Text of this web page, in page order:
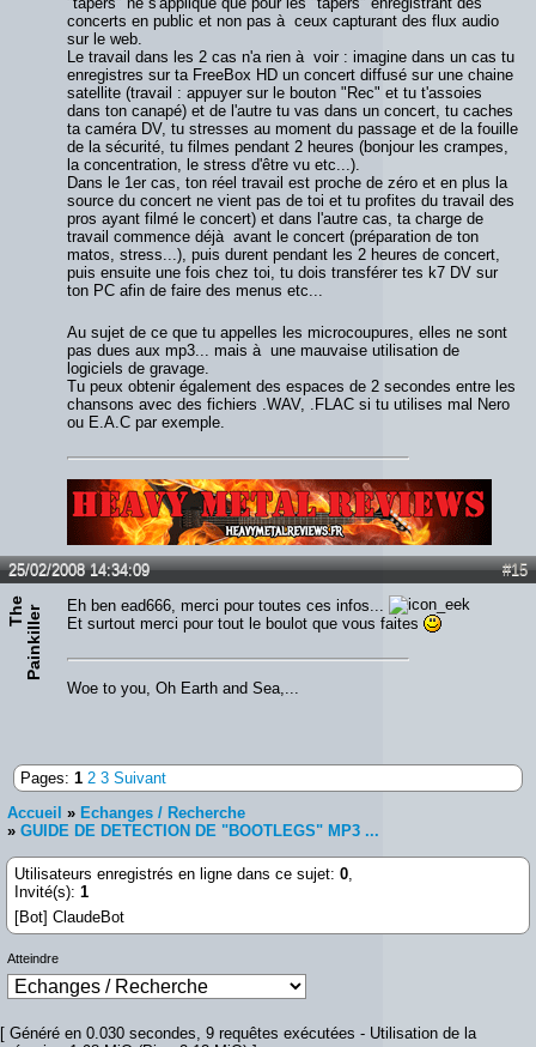
concerts en public et non pas à ceux capturant des flux audio
sur le web.
Le travail dans les 2 cas n'a rien à voir : imagine dans un cas tu
enregistres sur ta FreeBox HD un concert diffusé sur une chaine
satellite (travail : appuyer sur le bouton "Rec" et tu t'assoies
dans ton canapé) et de l'autre tu vas dans un concert, tu caches
ta caméra DV, tu stresses au moment du passage et de la fouille
de la sécurité, tu filmes pendant 2 heures (bonjour les crampes,
la concentration, le stress d'être vu etc...).
Dans le 1er cas, ton réel travail est proche de zéro et en plus la
source du concert ne vient pas de toi et tu profites du travail des
pros ayant filmé le concert) et dans l'autre cas, ta charge de
travail commence déjà avant le concert (préparation de ton
matos, stress...), puis durent pendant les 2 heures de concert,
puis ensuite une fois chez toi, tu dois transférer tes k7 DV sur
ton PC afin de faire des menus etc...
Au sujet de ce que tu appelles les microcoupures, elles ne sont
pas dues aux mp3... mais à une mauvaise utilisation de
logiciels de gravage.
Tu peux obtenir également des espaces de 2 secondes entre les
chansons avec des fichiers .WAV, .FLAC si tu utilises mal Nero
ou E.A.C par exemple.
Lien :http://heavymetalreviews.fr/
#15
25/02/2008 14:34:09
Th
e
P
a
i
n
k
i
l
l
er
Eh ben ead666, merci pour toutes ces infos...
Et surtout merci pour tout le boulot que vous faites
Woe to you, Oh Earth and Sea,...
Pages: 1 2 3 Suivant
Accueil » Echanges / Recherche
» GUIDE DE DETECTION DE "BOOTLEGS" MP3 ...
Utilisateurs enregistrés en ligne dans ce sujet: 0,
Invité(s): 1
[Bot] ClaudeBot
Atteindre
[ Généré en 0.030 secondes, 9 requêtes exécutées - Utilisation de la